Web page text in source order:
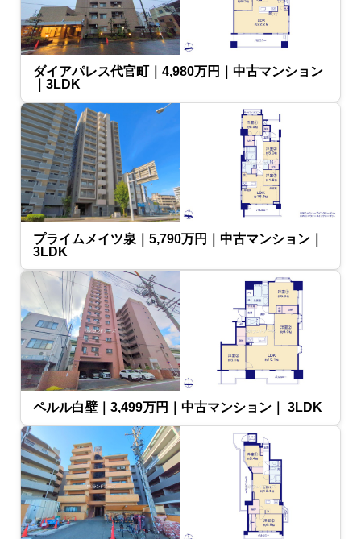
ダイアパレス代官町｜4,980万円｜中古マンション
｜3LDK
プライムメイツ泉｜5,790万円｜中古マンション｜
3LDK
ペルル白壁｜3,499万円｜中古マンション｜ 3LDK